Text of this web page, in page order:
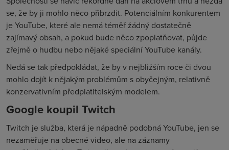
se, že by ji mohlo něco přibrzdit. Potenciálním konkurentem
je YouTube, které ale nemá téměř žádný dostatečně
zajímavý obsah, a pokud bude něco zpoplatňovat, půjde
zřejmě o hudbu nebo nějaké speciální YouTube kanály.
Nedá se tak předpokládat, že by v nejbližším roce či dvou
mohlo dojít k nějakým problémům s obyčejným, relativně
konzervativním předplatitelským modelem.
Google koupil Twitch
Twitch je služba, která je nápadně podobná YouTube, jen se
nezaměřuje na obecné video, ale na záznamy